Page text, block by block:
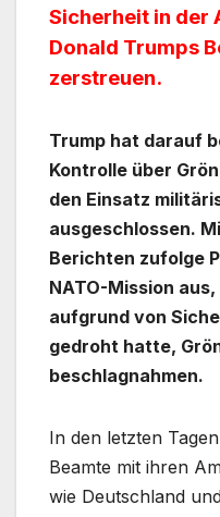
Sicherheit in der
Donald Trumps
zerstreuen.
Trump hat darauf
Kontrolle über
den Einsatz
ausgeschlossen.
Berichten zufolge
NATO-Mission
aufgrund von
gedroht hatte,
beschlagnahmen.
In den letzten
Beamte mit ihren
wie Deutschland